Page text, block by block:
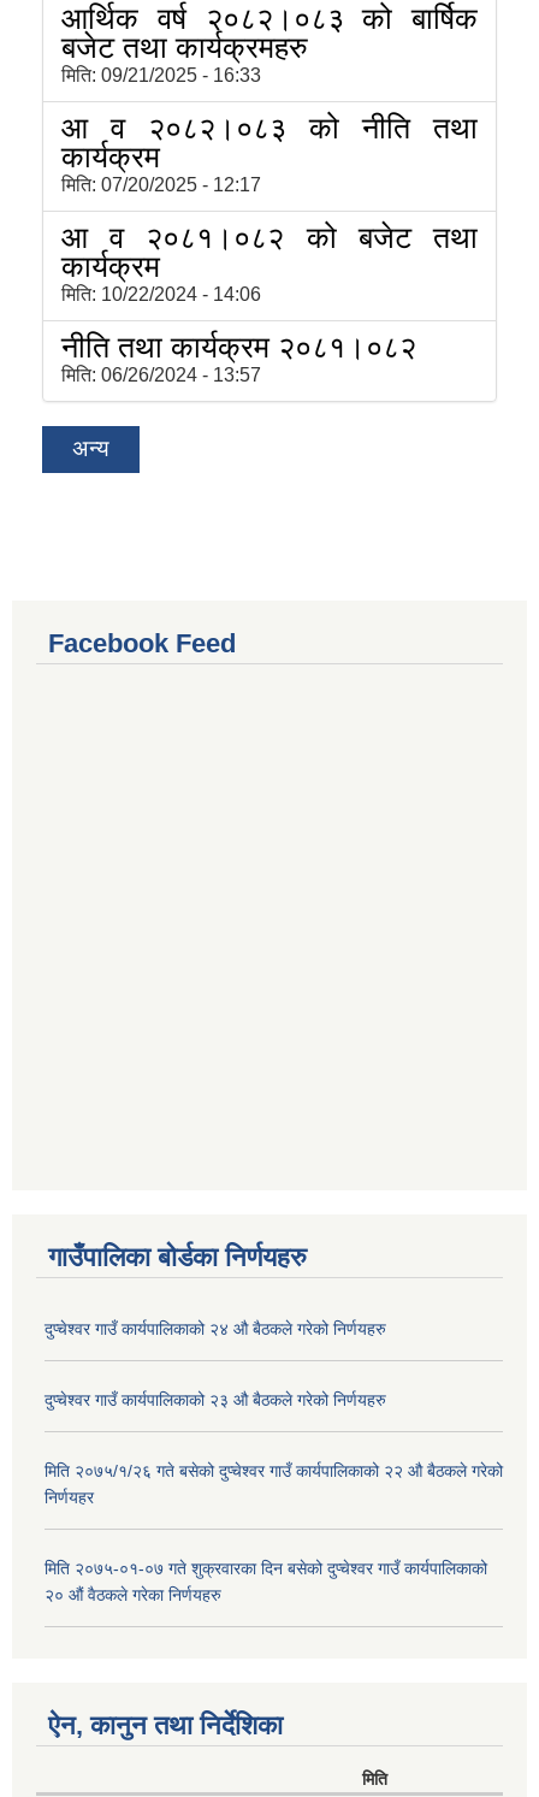
आर्थिक वर्ष २०८२।०८३ को बार्षिक
बजेट तथा कार्यक्रमहरु
मिति: 09/21/2025 - 16:33
आ व २०८२।०८३ को नीति तथा
कार्यक्रम
मिति: 07/20/2025 - 12:17
आ व २०८१।०८२ को बजेट तथा
कार्यक्रम
मिति: 10/22/2024 - 14:06
नीति तथा कार्यक्रम २०८१।०८२
मिति: 06/26/2024 - 13:57
अन्य
Facebook Feed
गाउँपालिका बोर्डका निर्णयहरु
दुप्चेश्वर गाउँ कार्यपालिकाको २४ औ बैठकले गरेको निर्णयहरु
दुप्चेश्वर गाउँ कार्यपालिकाको २३ औ बैठकले गरेको निर्णयहरु
मिति २०७५/१/२६ गते बसेको दुप्चेश्वर गाउँ कार्यपालिकाको २२ औ बैठकले गरेको
निर्णयहर
मिति २०७५-०१-०७ गते शुक्रवारका दिन बसेको दुप्चेश्वर गाउँ कार्यपालिकाको
२० औं वैठकले गरेका निर्णयहरु
ऐन, कानुन तथा निर्देशिका
मिति